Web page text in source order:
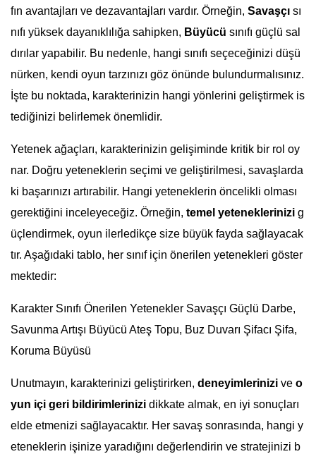
fın avantajları ve dezavantajları vardır. Örneğin, Savaşçı sı
nıfı yüksek dayanıklılığa sahipken, Büyücü sınıfı güçlü sal
dırılar yapabilir. Bu nedenle, hangi sınıfı seçeceğinizi düşü
nürken, kendi oyun tarzınızı göz önünde bulundurmalısınız.
İşte bu noktada, karakterinizin hangi yönlerini geliştirmek is
tediğinizi belirlemek önemlidir.
Yetenek ağaçları, karakterinizin gelişiminde kritik bir rol oy
nar. Doğru yeteneklerin seçimi ve geliştirilmesi, savaşlarda
ki başarınızı artırabilir. Hangi yeteneklerin öncelikli olması
gerektiğini inceleyeceğiz. Örneğin, temel yeteneklerinizi g
üçlendirmek, oyun ilerledikçe size büyük fayda sağlayacak
tır. Aşağıdaki tablo, her sınıf için önerilen yetenekleri göster
mektedir:
Karakter Sınıfı Önerilen Yetenekler Savaşçı Güçlü Darbe,
Savunma Artışı Büyücü Ateş Topu, Buz Duvarı Şifacı Şifa,
Koruma Büyüsü
Unutmayın, karakterinizi geliştirirken, deneyimlerinizi ve o
yun içi geri bildirimlerinizi dikkate almak, en iyi sonuçları
elde etmenizi sağlayacaktır. Her savaş sonrasında, hangi y
eteneklerin işinize yaradığını değerlendirin ve stratejinizi b